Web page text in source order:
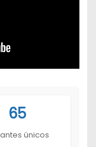
65
únicos